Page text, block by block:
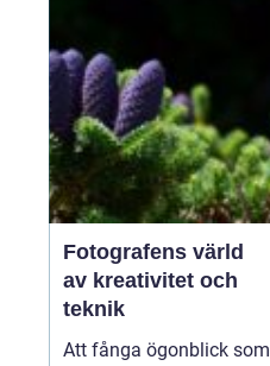
dä...
Fotografens värld
av kreativitet och
teknik
Att fånga ögonblick som